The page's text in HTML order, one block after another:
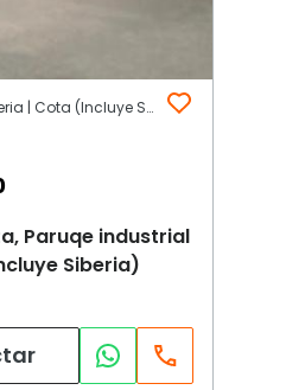
Paruqe industrial Siberia | Cota (Incluye Siberia)
Paruqe industrial
Siberia)